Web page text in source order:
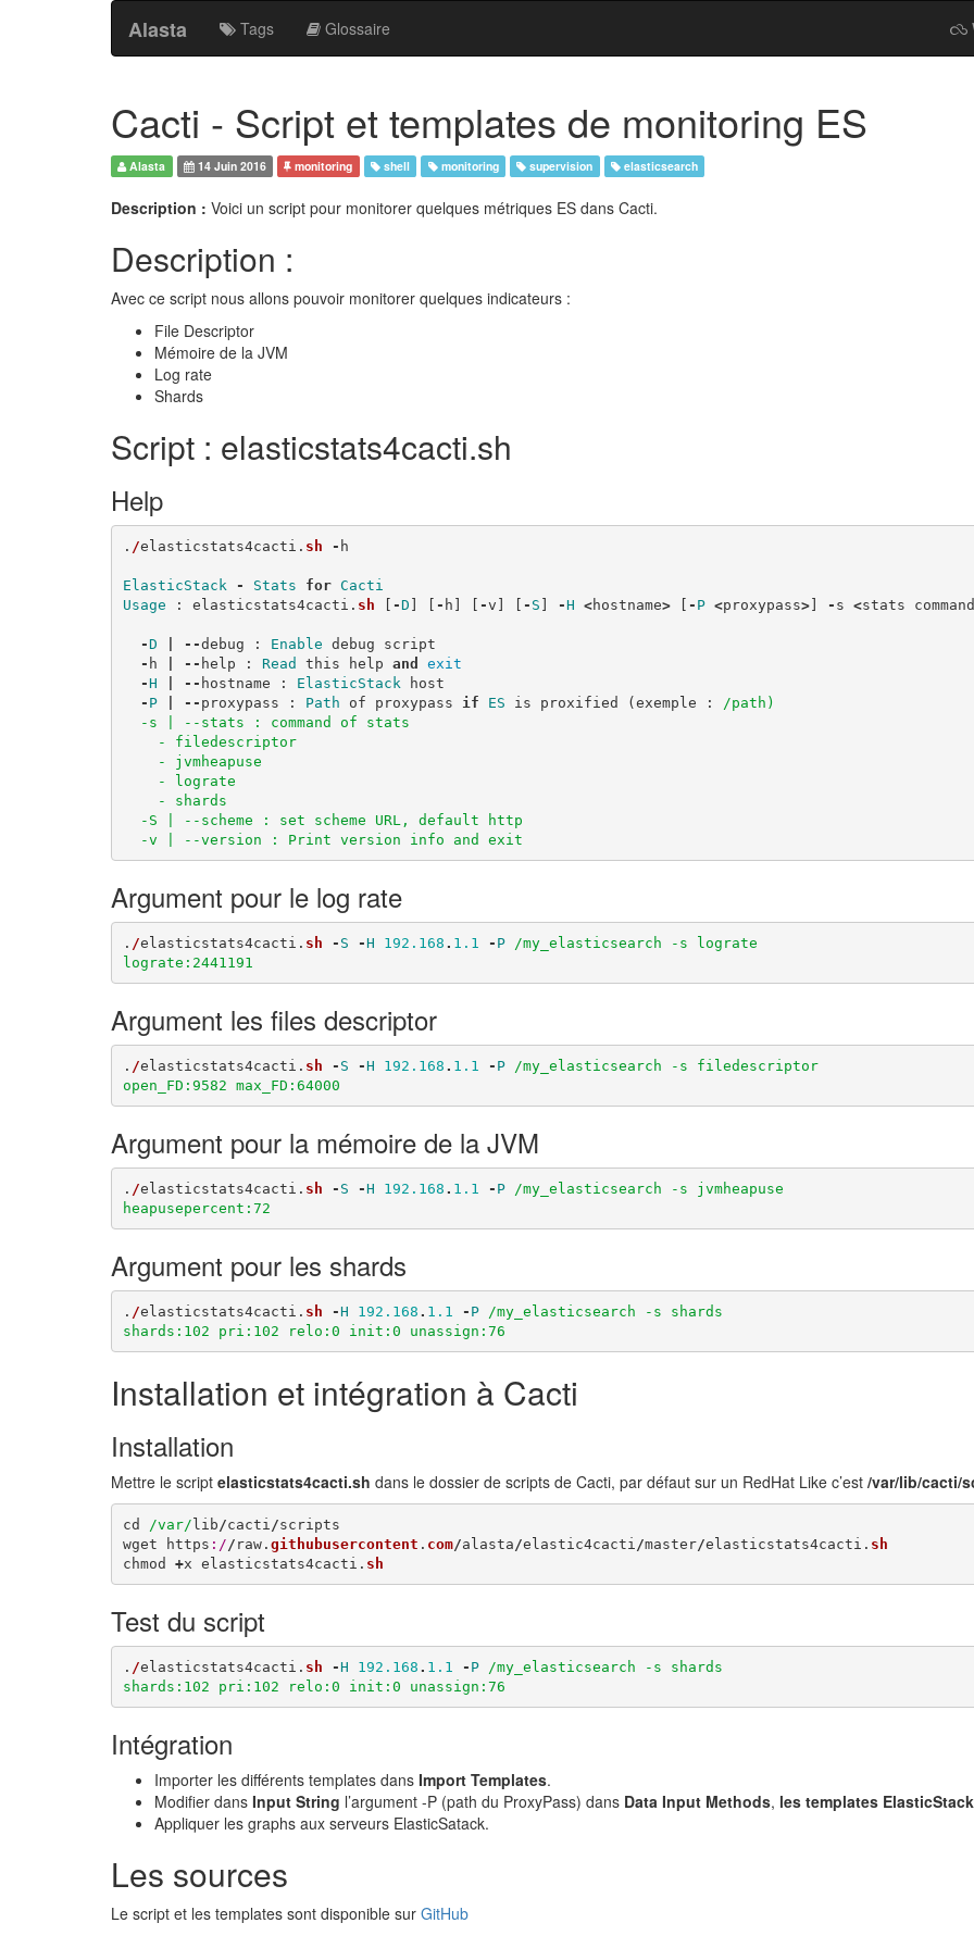
Alasta Tags Glossaire
Cacti - Script et templates de monitoring ES
Alasta 14 Juin 2016 monitoring shell monitoring supervision elasticsearch
Description : Voici un script pour monitorer quelques métriques ES dans Cacti.
Description :
Avec ce script nous allons pouvoir monitorer quelques indicateurs :
File Descriptor
Mémoire de la JVM
Log rate
Shards
Script : elasticstats4cacti.sh
Help
. /elasticstats4cacti . sh - h
ElasticStack - Stats for Cacti
Usage
: elasticstats4cacti . sh [ -D ] [ - h ] [ -v ] [ - S ] -H <hostname> [ - P <proxypass>] - s <stats command
-D --debug : Enable debug
script
- h -- help : Read this help and
exit
-H -- hostname : ElasticStack
host
- P -- proxypass : Path of proxypass if ES is proxified (exemple :
/path)
  -s | --stats : command of stats
    - filedescriptor
    - jvmheapuse
    - lograte
    - shards
  -S | --scheme : set scheme URL, default http
  -v | --version : Print version info and exit
Argument pour le log rate
. /elasticstats4cacti . sh - S -H 192.168 . 1.1 - P
/my_elasticsearch -s lograte
lograte:2441191
Argument les files descriptor
. /elasticstats4cacti . sh - S -H 192.168 . 1.1 - P
/my_elasticsearch -s filedescriptor
open_FD:9582 max_FD:64000
Argument pour la mémoire de la JVM
. /elasticstats4cacti . sh - S -H 192.168 . 1.1 - P
/my_elasticsearch -s jvmheapuse
heapusepercent:72
Argument pour les shards
. /elasticstats4cacti . sh -H 192.168 . 1.1 - P
/my_elasticsearch -s shards
shards:102 pri:102 relo:0 init:0 unassign:76
Installation et intégration à Cacti
Installation
Mettre le script elasticstats4cacti.sh dans le dossier de scripts de Cacti, par défaut sur un RedHat Like c’est /var/lib/cacti/
cd /var/lib /cacti /scripts
wget
https :/ / raw. githubusercontent . com/alasta /elastic4cacti /master/elasticstats4cacti . sh
chmod
+x elasticstats4cacti . sh
Test du script
. /elasticstats4cacti . sh -H 192.168 . 1.1 - P
/my_elasticsearch -s shards
shards:102 pri:102 relo:0 init:0 unassign:76
Intégration
Importer les différents templates dans Import Templates.
Modifier dans Input String l’argument -P (path du ProxyPass) dans Data Input Methods, les templates ElasticStack
Appliquer les graphs aux serveurs ElasticSatack.
Les sources
Le script et les templates sont disponible sur GitHub